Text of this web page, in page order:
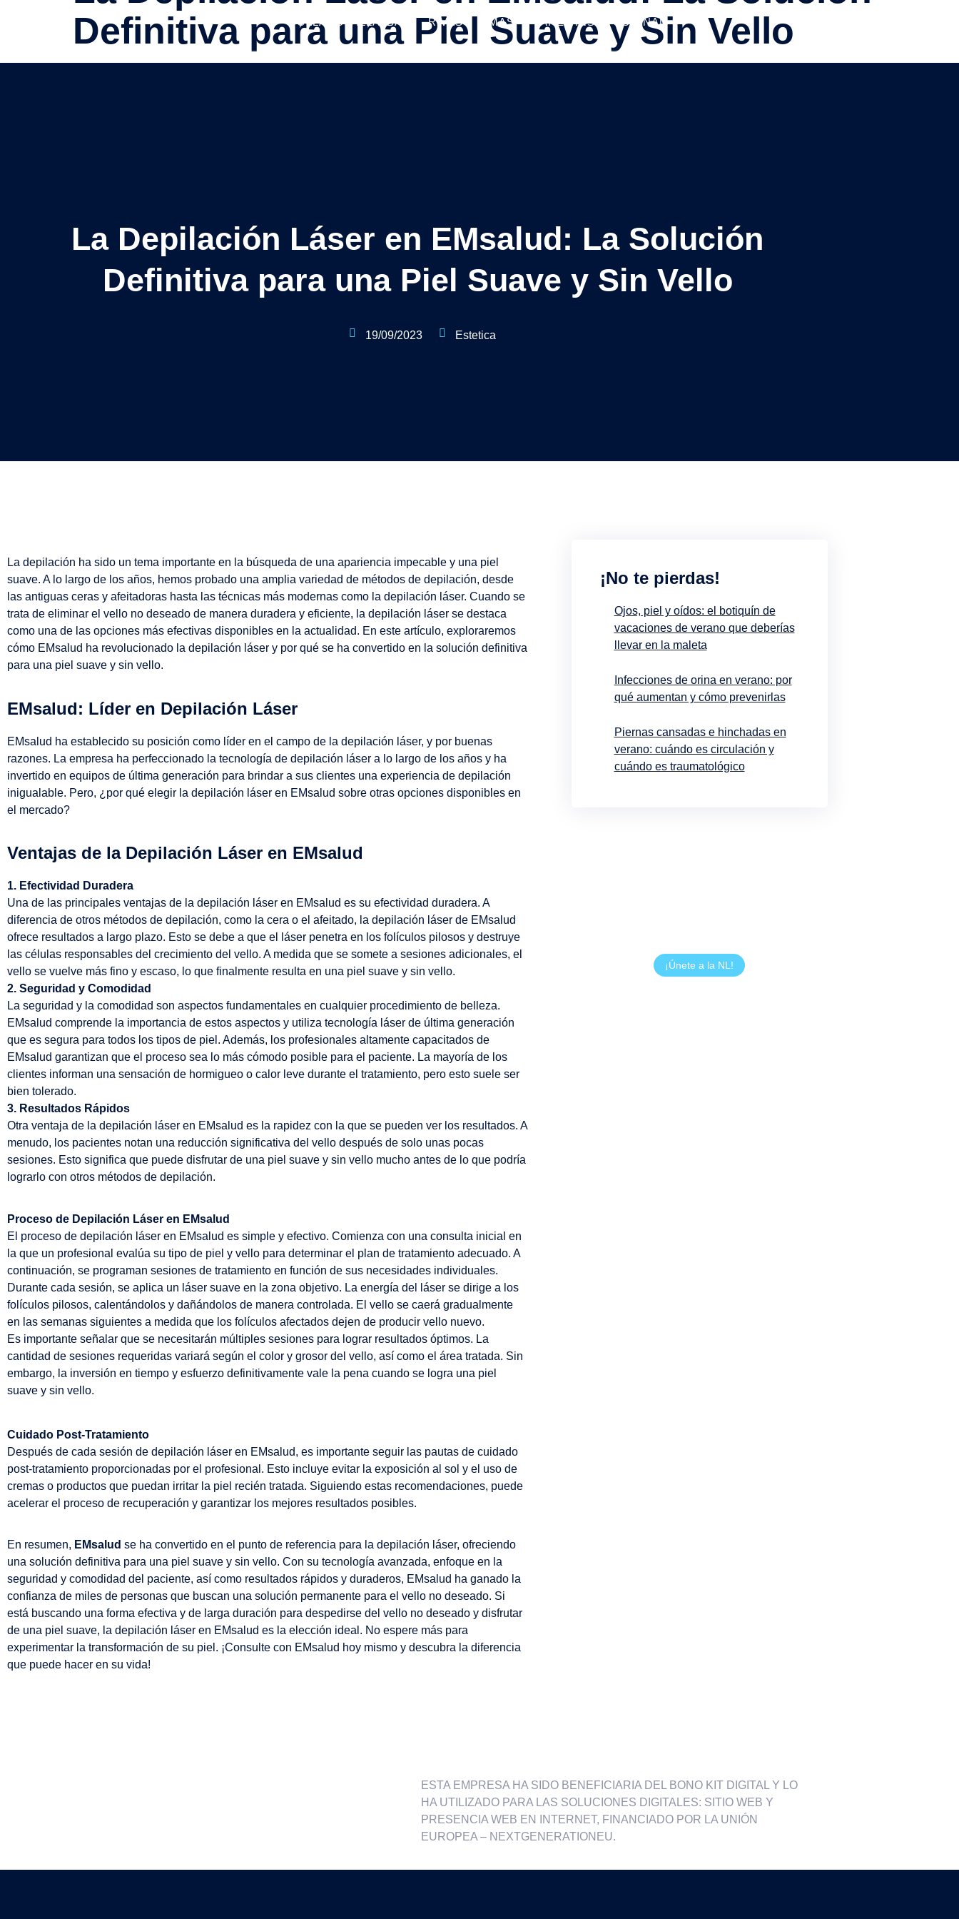
COLLADO VILLALBA RIVAS MÁS ÁREA INSTITUCIONAL
Definitiva para una Piel Suave y Sin Vello
La Depilación Láser en EMsalud: La Solución
Definitiva para una Piel Suave y Sin Vello
19/09/2023 Estetica
La depilación ha sido un tema importante en la búsqueda de una apariencia impecable y una piel
suave. A lo largo de los años, hemos probado una amplia variedad de métodos de depilación, desde
las antiguas ceras y afeitadoras hasta las técnicas más modernas como la depilación láser. Cuando se
trata de eliminar el vello no deseado de manera duradera y eficiente, la depilación láser se destaca
como una de las opciones más efectivas disponibles en la actualidad. En este artículo, exploraremos
cómo EMsalud ha revolucionado la depilación láser y por qué se ha convertido en la solución definitiva
para una piel suave y sin vello.
EMsalud: Líder en Depilación Láser
EMsalud ha establecido su posición como líder en el campo de la depilación láser, y por buenas
razones. La empresa ha perfeccionado la tecnología de depilación láser a lo largo de los años y ha
invertido en equipos de última generación para brindar a sus clientes una experiencia de depilación
inigualable. Pero, ¿por qué elegir la depilación láser en EMsalud sobre otras opciones disponibles en
el mercado?
Ventajas de la Depilación Láser en EMsalud
1. Efectividad Duradera
Una de las principales ventajas de la depilación láser en EMsalud es su efectividad duradera. A
diferencia de otros métodos de depilación, como la cera o el afeitado, la depilación láser de EMsalud
ofrece resultados a largo plazo. Esto se debe a que el láser penetra en los folículos pilosos y destruye
las células responsables del crecimiento del vello. A medida que se somete a sesiones adicionales, el
vello se vuelve más fino y escaso, lo que finalmente resulta en una piel suave y sin vello.
2. Seguridad y Comodidad
La seguridad y la comodidad son aspectos fundamentales en cualquier procedimiento de belleza.
EMsalud comprende la importancia de estos aspectos y utiliza tecnología láser de última generación
que es segura para todos los tipos de piel. Además, los profesionales altamente capacitados de
EMsalud garantizan que el proceso sea lo más cómodo posible para el paciente. La mayoría de los
clientes informan una sensación de hormigueo o calor leve durante el tratamiento, pero esto suele ser
bien tolerado.
3. Resultados Rápidos
Otra ventaja de la depilación láser en EMsalud es la rapidez con la que se pueden ver los resultados. A
menudo, los pacientes notan una reducción significativa del vello después de solo unas pocas
sesiones. Esto significa que puede disfrutar de una piel suave y sin vello mucho antes de lo que podría
lograrlo con otros métodos de depilación.
Proceso de Depilación Láser en EMsalud
El proceso de depilación láser en EMsalud es simple y efectivo. Comienza con una consulta inicial en
la que un profesional evalúa su tipo de piel y vello para determinar el plan de tratamiento adecuado. A
continuación, se programan sesiones de tratamiento en función de sus necesidades individuales.
Durante cada sesión, se aplica un láser suave en la zona objetivo. La energía del láser se dirige a los
folículos pilosos, calentándolos y dañándolos de manera controlada. El vello se caerá gradualmente
en las semanas siguientes a medida que los folículos afectados dejen de producir vello nuevo.
Es importante señalar que se necesitarán múltiples sesiones para lograr resultados óptimos. La
cantidad de sesiones requeridas variará según el color y grosor del vello, así como el área tratada. Sin
embargo, la inversión en tiempo y esfuerzo definitivamente vale la pena cuando se logra una piel
suave y sin vello.
Cuidado Post-Tratamiento
Después de cada sesión de depilación láser en EMsalud, es importante seguir las pautas de cuidado
post-tratamiento proporcionadas por el profesional. Esto incluye evitar la exposición al sol y el uso de
cremas o productos que puedan irritar la piel recién tratada. Siguiendo estas recomendaciones, puede
acelerar el proceso de recuperación y garantizar los mejores resultados posibles.
En resumen, EMsalud se ha convertido en el punto de referencia para la depilación láser, ofreciendo
una solución definitiva para una piel suave y sin vello. Con su tecnología avanzada, enfoque en la
seguridad y comodidad del paciente, así como resultados rápidos y duraderos, EMsalud ha ganado la
confianza de miles de personas que buscan una solución permanente para el vello no deseado. Si
está buscando una forma efectiva y de larga duración para despedirse del vello no deseado y disfrutar
de una piel suave, la depilación láser en EMsalud es la elección ideal. No espere más para
experimentar la transformación de su piel. ¡Consulte con EMsalud hoy mismo y descubra la diferencia
que puede hacer en su vida!
¡No te pierdas!
Ojos, piel y oídos: el botiquín de
vacaciones de verano que deberías
llevar en la maleta
Infecciones de orina en verano: por
qué aumentan y cómo prevenirlas
Piernas cansadas e hinchadas en
verano: cuándo es circulación y
cuándo es traumatológico
¡Únete a la NL!
ESTA EMPRESA HA SIDO BENEFICIARIA DEL BONO KIT DIGITAL Y LO
HA UTILIZADO PARA LAS SOLUCIONES DIGITALES: SITIO WEB Y
PRESENCIA WEB EN INTERNET, FINANCIADO POR LA UNIÓN
EUROPEA – NEXTGENERATIONEU.